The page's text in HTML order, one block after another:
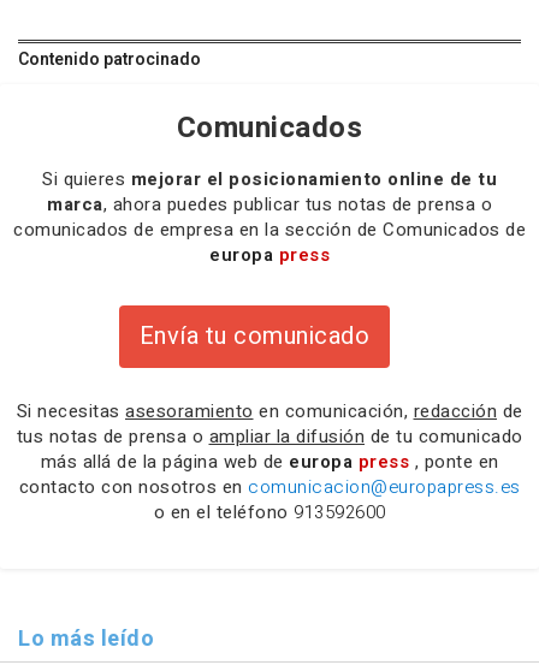
Contenido patrocinado
Comunicados
Si quieres mejorar el posicionamiento online de tu
marca, ahora puedes publicar tus notas de prensa o
comunicados de empresa en la sección de Comunicados de
europa press
Envía tu comunicado
Si necesitas asesoramiento en comunicación, redacción de
tus notas de prensa o ampliar la difusión de tu comunicado
más allá de la página web de europa press , ponte en
contacto con nosotros en comunicacion@europapress.es
o en el teléfono 913592600
Lo más leído